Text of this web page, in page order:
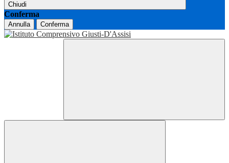
Chiudi
Conferma
Annulla Conferma